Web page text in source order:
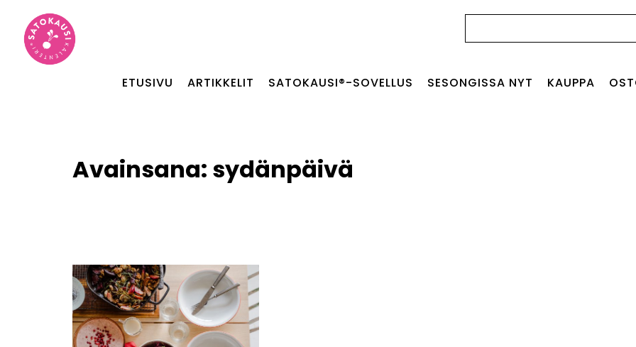
ETUSIVU ARTIKKELIT SATOKAUSI®-SOVELLUS SESONGISSA NYT KAUPPA
Avainsana: sydänpäivä